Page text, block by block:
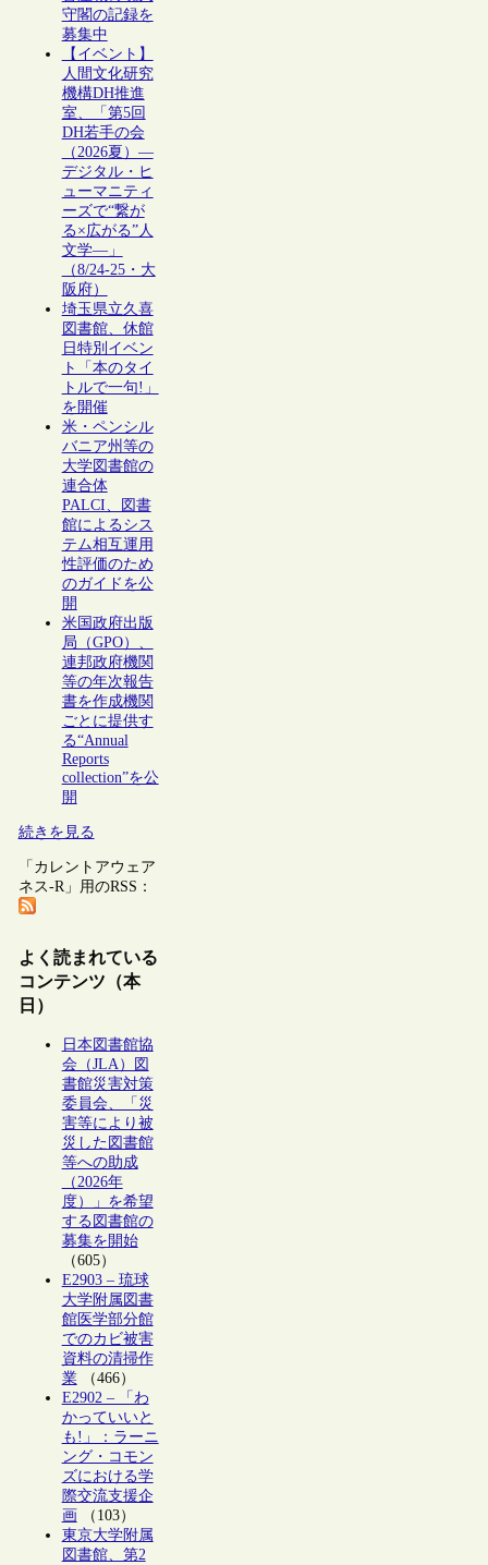
守閣の記録を
募集中
【イベント】
人間文化研究
機構DH推進
室、「第5回
DH若手の会
（2026夏）―
デジタル・ヒ
ューマニティ
ーズで“繋が
る×広がる”人
文学―」
（8/24-25・大
阪府）
埼玉県立久喜
図書館、休館
日特別イベン
ト「本のタイ
トルで一句!」
を開催
米・ペンシル
バニア州等の
大学図書館の
連合体
PALCI、図書
館によるシス
テム相互運用
性評価のため
のガイドを公
開
米国政府出版
局（GPO）、
連邦政府機関
等の年次報告
書を作成機関
ごとに提供す
る“Annual
Reports
collection”を公
開
続きを見る
「カレントアウェア
ネス-R」用のRSS：
よく読まれている
コンテンツ（本
日）
日本図書館協
会（JLA）図
書館災害対策
委員会、「災
害等により被
災した図書館
等への助成
（2026年
度）」を希望
する図書館の
募集を開始
（605）
E2903 – 琉球
大学附属図書
館医学部分館
でのカビ被害
資料の清掃作
業（466）
E2902 – 「わ
かっていいと
も!」：ラーニ
ング・コモン
ズにおける学
際交流支援企
画 （103）
東京大学附属
図書館、第2